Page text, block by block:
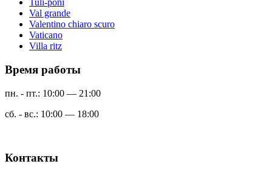
Tuli-poni
Val grande
Valentino chiaro scuro
Vaticano
Villa ritz
Время работы
пн. - пт.: 10:00 — 21:00
сб. - вс.: 10:00 — 18:00
Контакты